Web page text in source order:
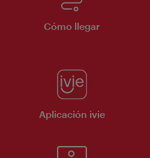
Cómo llegar
Aplicación ivie